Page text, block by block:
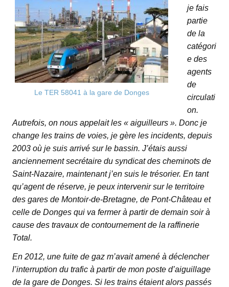
Le TER 58041 à la gare de Donges
je fais
partie
de la
catégori
e des
agents
de
circulati
on.
Autrefois, on nous appelait les « aiguilleurs ». Donc je
change les trains de voies, je gère les incidents, depuis
2003 où je suis arrivé sur le bassin. J’étais aussi
anciennement secrétaire du syndicat des cheminots de
Saint-Nazaire, maintenant j’en suis le trésorier. En tant
qu’agent de réserve, je peux intervenir sur le territoire
des gares de Montoir-de-Bretagne, de Pont-Château et
celle de Donges qui va fermer à partir de demain soir à
cause des travaux de contournement de la raffinerie
Total.
En 2012, une fuite de gaz m’avait amené à déclencher
l’interruption du trafic à partir de mon poste d’aiguillage
de la gare de Donges. Si les trains étaient alors passés